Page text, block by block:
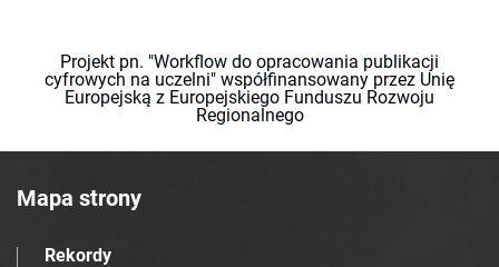
Projekt pn. "Workflow do opracowania publikacji
cyfrowych na uczelni" współfinansowany przez Unię
Europejską z Europejskiego Funduszu Rozwoju
Regionalnego
Mapa strony
Rekordy